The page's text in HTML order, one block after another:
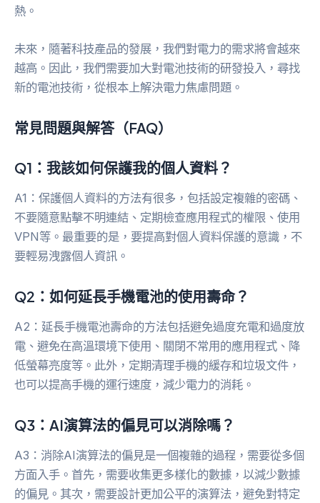
熱。
未來，隨著科技產品的發展，我們對電力的需求將會越來
越高。因此，我們需要加大對電池技術的研發投入，尋找
新的電池技術，從根本上解決電力焦慮問題。
常見問題與解答（FAQ）
Q1：我該如何保護我的個人資料？
A1：保護個人資料的方法有很多，包括設定複雜的密碼、
不要隨意點擊不明連結、定期檢查應用程式的權限、使用
VPN等。最重要的是，要提高對個人資料保護的意識，不
要輕易洩露個人資訊。
Q2：如何延長手機電池的使用壽命？
A2：延長手機電池壽命的方法包括避免過度充電和過度放
電、避免在高溫環境下使用、關閉不常用的應用程式、降
低螢幕亮度等。此外，定期清理手機的緩存和垃圾文件，
也可以提高手機的運行速度，減少電力的消耗。
Q3：AI演算法的偏見可以消除嗎？
A3：消除AI演算法的偏見是一個複雜的過程，需要從多個
方面入手。首先，需要收集更多樣化的數據，以減少數據
的偏見。其次，需要設計更加公平的演算法，避免對特定